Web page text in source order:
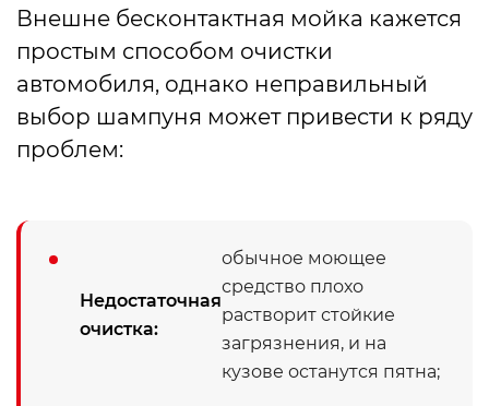
Внешне бесконтактная мойка кажется
простым способом очистки
автомобиля, однако неправильный
выбор шампуня может привести к ряду
проблем:
Недостаточная
очистка:
обычное моющее
средство плохо
растворит стойкие
загрязнения, и на
кузове останутся пятна;